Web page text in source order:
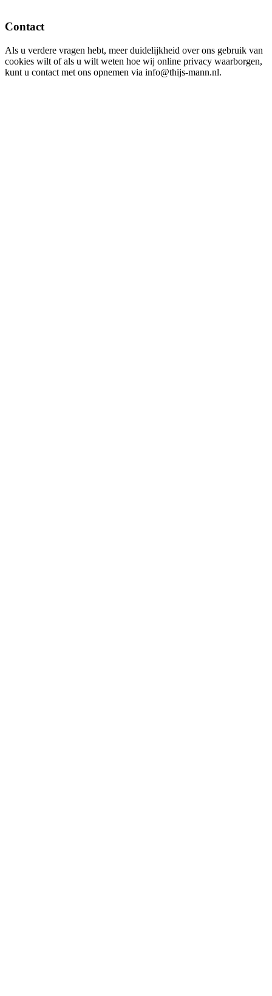
Contact
Als u verdere vragen hebt, meer duidelijkheid over ons gebruik van
cookies wilt of als u wilt weten hoe wij online privacy waarborgen,
kunt u contact met ons opnemen via info@thijs-mann.nl.